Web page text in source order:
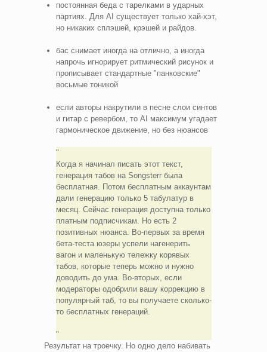
постоянная беда с тарелками в ударных
партиях. Для AI существует только хай-хэт,
но никаких сплэшей, крэшей и райдов.
бас снимает иногда на отлично, а иногда
напрочь игнорирует ритмический рисунок и
прописывает стандартные "панковские"
восьмые тоникой
если авторы накрутили в песне слои синтов
и гитар с ревербом, то AI максимум угадает
гармоническое движение, но без нюансов
Когда я начинал писать этот текст,
генерация табов на Songsterr была
бесплатная. Потом бесплатным аккаунтам
дали генерацию только 5 табулатур в
месяц. Сейчас генерация доступна только
платным подписчикам. Но есть 2
позитивных нюанса. Во-первых за время
бета-теста юзеры успели нагенерить
вагон и маленькую тележку корявых
табов, которые теперь можно и нужно
доводить до ума. Во-вторых, если
модераторы одобрили вашу коррекцию в
популярный таб, то вы получаете сколько-
то бесплатных генераций.
Результат на троечку. Но одно дело набивать